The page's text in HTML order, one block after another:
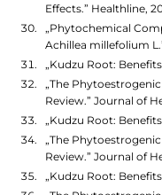
Effects.” Healthline,
„Phytochemical
Achillea millefolium
„Kudzu Root:
„The
Review.” Journal of
„Kudzu Root:
„The
Review.” Journal of
„Kudzu Root: